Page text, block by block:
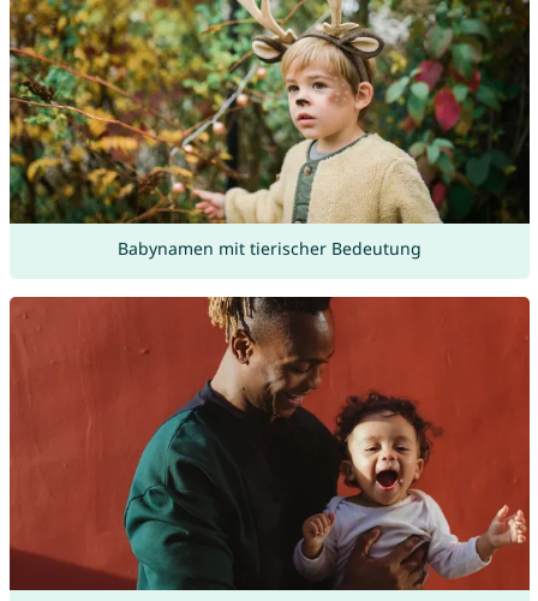
Babynamen mit tierischer Bedeutung